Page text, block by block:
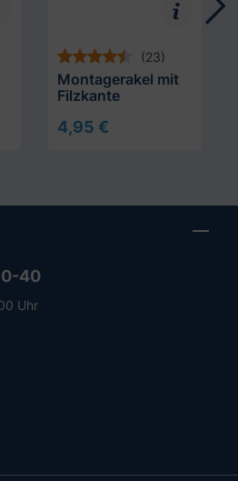
(23)
Montagerakel mit
Filzkante
4,95 €
40
Uhr